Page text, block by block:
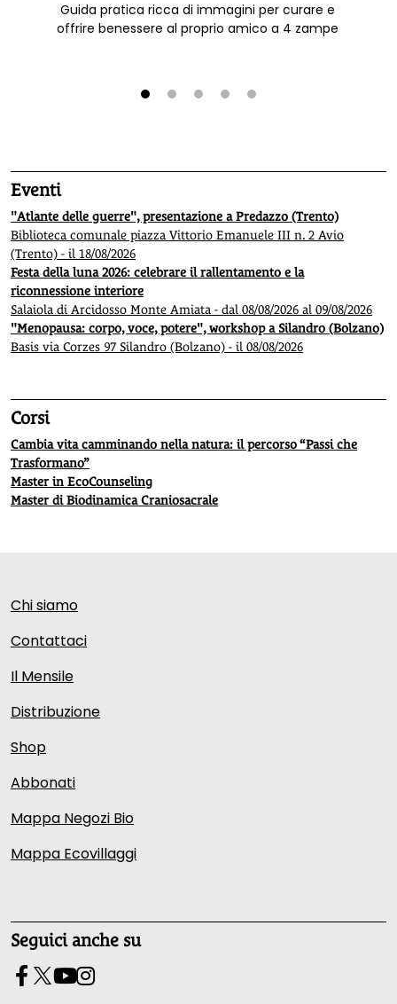
Guida pratica ricca di immagini per curare e
offrire benessere al proprio amico a 4 zampe
Eventi
"Atlante delle guerre", presentazione a Predazzo (Trento)
Biblioteca comunale piazza Vittorio Emanuele III n. 2 Avio
(Trento) - il 18/08/2026
Festa della luna 2026: celebrare il rallentamento e la
riconnessione interiore
Salaiola di Arcidosso Monte Amiata - dal 08/08/2026 al 09/08/2026
"Menopausa: corpo, voce, potere", workshop a Silandro (Bolzano)
Basis via Corzes 97 Silandro (Bolzano) - il 08/08/2026
Corsi
Cambia vita camminando nella natura: il percorso “Passi che
Trasformano”
Master in EcoCounseling
Master di Biodinamica Craniosacrale
Chi siamo
Contattaci
Il Mensile
Distribuzione
Shop
Abbonati
Mappa Negozi Bio
Mappa Ecovillaggi
Seguici anche su